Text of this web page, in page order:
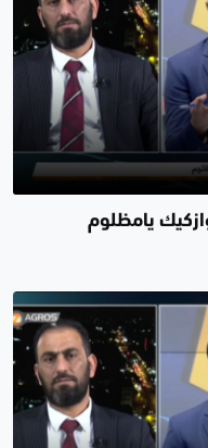
يامظلوم